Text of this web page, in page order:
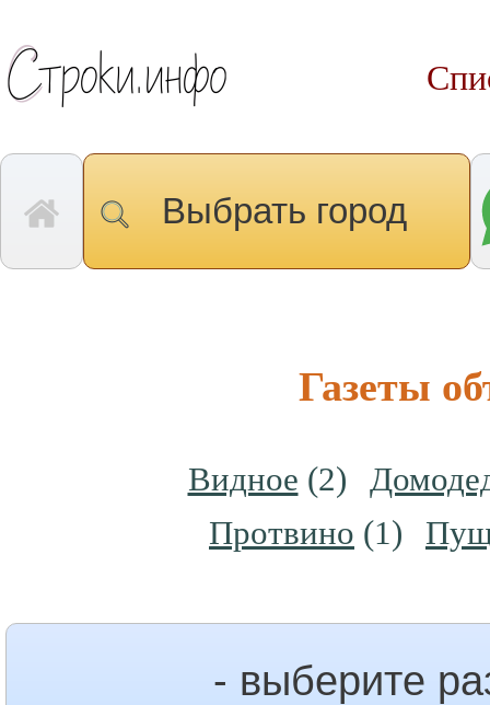
Выбрать город
Газеты
Видное (2)
Протвино (1)
- выберите